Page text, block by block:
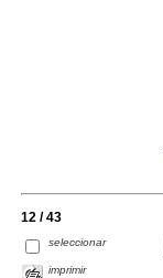
12 / 43
seleccionar
imprimir